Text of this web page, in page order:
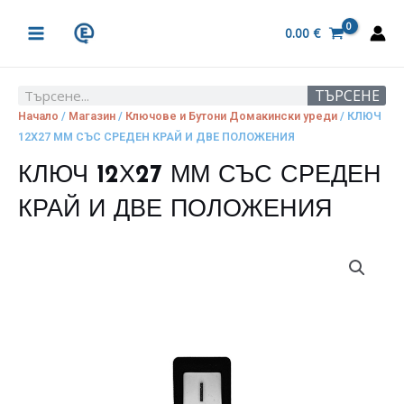
MENU
0.00 €
Search ТЪРСЕНЕ
Начало / Магазин / Ключове и Бутони Домакински уреди / КЛЮЧ
12Х27 ММ СЪС СРЕДЕН КРАЙ И ДВЕ ПОЛОЖЕНИЯ
КЛЮЧ 12Х27 ММ СЪС СРЕДЕН
КРАЙ И ДВЕ ПОЛОЖЕНИЯ